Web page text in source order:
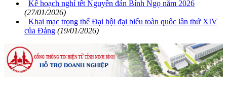
Kế hoạch nghỉ tết Nguyên đán Bính Ngọ năm 2026
(27/01/2026)
Khai mạc trọng thể Đại hội đại biểu toàn quốc lần thứ XIV
của Đảng (19/01/2026)